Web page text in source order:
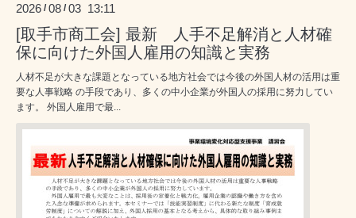
2026 /08 /03 13:11
[取手市商工会] 最新 人手不足解消と人材確
保に向けた外国人雇用の知識と実務
人材不足が大きな課題となっている地方社会では今後の外国人材の活用は重
要な人事戦略 の手段であり、多くの中小企業が外国人の採用に努力してい
ます。 外国人雇用で最...